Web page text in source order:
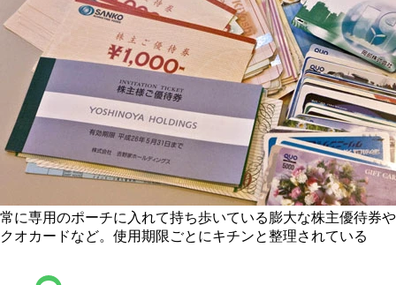
常に専用のポーチに入れて持ち歩いている膨大な株主優待券や
クオカードなど。使用期限ごとにキチンと整理されている